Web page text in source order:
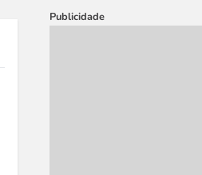
Publicidade